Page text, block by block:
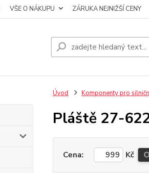
VŠE O NÁKUPU ZÁRUKA NEJNIŽŠÍ CENY
Úvod Komponenty pro
Pláště 27-
Cena: Kč